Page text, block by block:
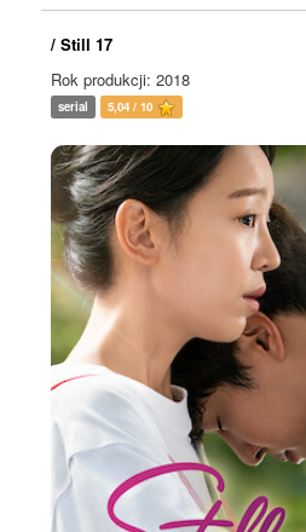
/ Still 17
Rok produkcji: 2018
serial 5,04 / 10